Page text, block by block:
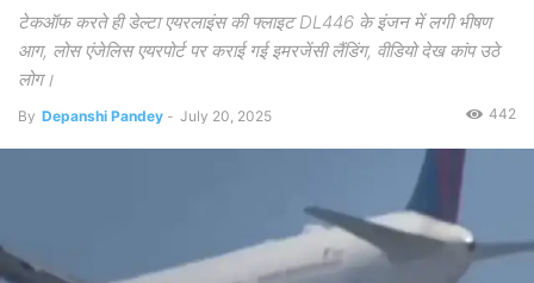
टेकऑफ करते ही डेल्टा एयरलाइंस की फ्लाइट DL446 के इंजन में लगी भीषण
आग, लोस एंजेलिस एयरपोर्ट पर कराई गई इमरजेंसी लैंडिंग, वीडियो देख कांप उठे
लोग।
By Depanshi Pandey - July 20, 2025 442